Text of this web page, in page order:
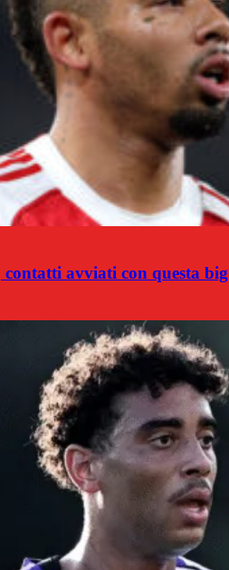
avviati con questa big